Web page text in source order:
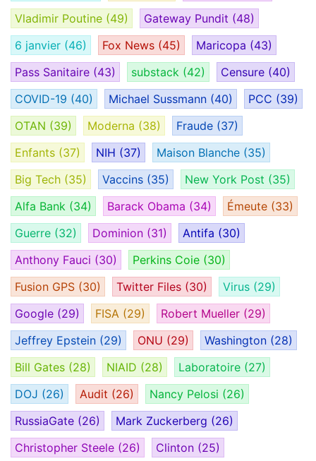
Vladimir Poutine (49) Gateway Pundit (48)
6 janvier (46) Fox News (45) Maricopa (43)
Pass Sanitaire (43) substack (42) Censure (40)
COVID-19 (40) Michael Sussmann (40) PCC (39)
OTAN (39) Moderna (38) Fraude (37)
Enfants (37) NIH (37) Maison Blanche (35)
Big Tech (35) Vaccins (35) New York Post (35)
Alfa Bank (34) Barack Obama (34) Émeute (33)
Guerre (32) Dominion (31) Antifa (30)
Anthony Fauci (30) Perkins Coie (30)
Fusion GPS (30) Twitter Files (30) Virus (29)
Google (29) FISA (29) Robert Mueller (29)
Jeffrey Epstein (29) ONU (29) Washington (28)
Bill Gates (28) NIAID (28) Laboratoire (27)
DOJ (26) Audit (26) Nancy Pelosi (26)
RussiaGate (26) Mark Zuckerberg (26)
Christopher Steele (26) Clinton (25)